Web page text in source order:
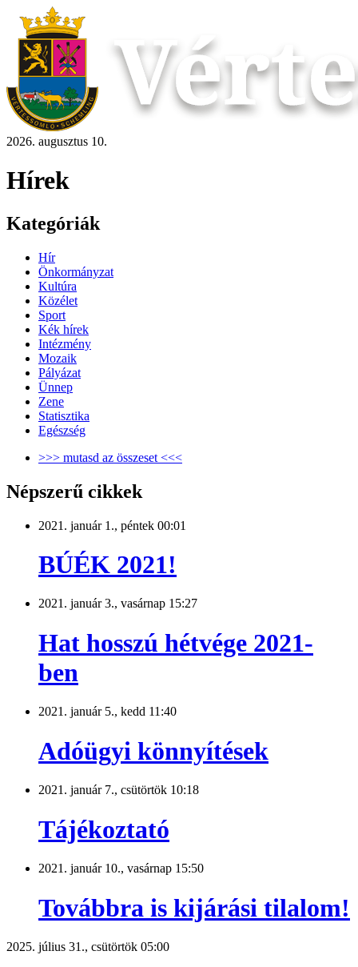
2026. augusztus 10.
Hírek
Kategóriák
Hír
Önkormányzat
Kultúra
Közélet
Sport
Kék hírek
Intézmény
Mozaik
Pályázat
Ünnep
Zene
Statisztika
Egészség
>>> mutasd az összeset <<<
Népszerű cikkek
2021. január 1., péntek 00:01
BÚÉK 2021!
2021. január 3., vasárnap 15:27
Hat hosszú hétvége 2021-
ben
2021. január 5., kedd 11:40
Adóügyi könnyítések
2021. január 7., csütörtök 10:18
Tájékoztató
2021. január 10., vasárnap 15:50
Továbbra is kijárási tilalom!
2025. július 31., csütörtök 05:00